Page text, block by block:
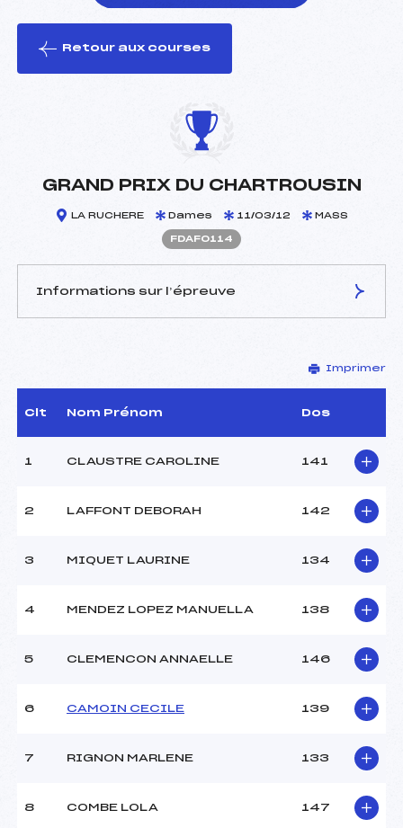
le ski
Retour aux courses
GRAND PRIX DU CHARTROUSIN
LA RUCHERE Dames 11/03/12 MASS
FDAF0114
Informations sur l’épreuve
GILLY BENOIT (DA)
D.T Adjoint :
GRAVA DOMINIQUE (DA)
Dir. Epreuve :
GALLIN LIONEL (DA)
Site de Replis
5 km
Point Bas :
-1
CAD
Imprimer
Clt Nom Prénom Dos
1 CLAUSTRE CAROLINE 141
2 LAFFONT DEBORAH 142
3 MIQUET LAURINE 134
4 MENDEZ LOPEZ MANUELLA 138
5 CLEMENCON ANNAELLE 146
6 CAMOIN CECILE 139
7 RIGNON MARLENE 133
8 COMBE LOLA 147